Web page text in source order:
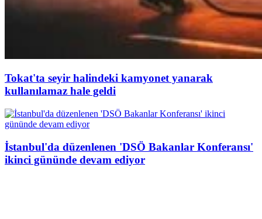
Tokat'ta seyir halindeki kamyonet yanarak
kullanılamaz hale geldi
İstanbul'da düzenlenen 'DSÖ Bakanlar Konferansı'
ikinci gününde devam ediyor